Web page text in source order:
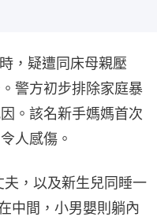
，疑遭同床母親壓
警方初步排除家庭暴
。該名新手媽媽首次
人感傷。
，以及新生兒同睡一
中間，小男嬰則躺內